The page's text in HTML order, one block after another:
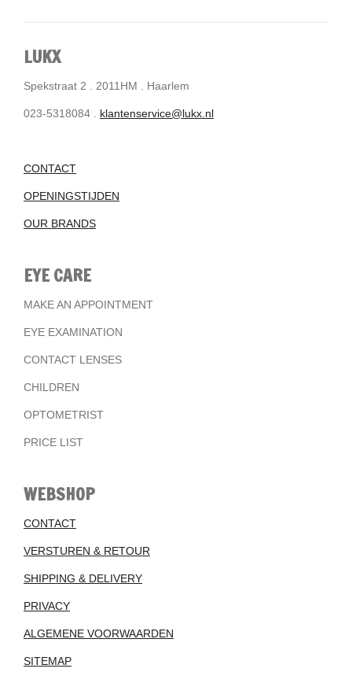
LUKX
Spekstraat 2 . 2011HM . Haarlem
023-5318084 . klantenservice@lukx.nl
CONTACT
OPENINGSTIJDEN
OUR BRANDS
EYE CARE
MAKE AN APPOINTMENT
EYE EXAMINATION
CONTACT LENSES
CHILDREN
OPTOMETRIST
PRICE LIST
WEBSHOP
CONTACT
VERSTUREN & RETOUR
SHIPPING & DELIVERY
PRIVACY
ALGEMENE VOORWAARDEN
SITEMAP